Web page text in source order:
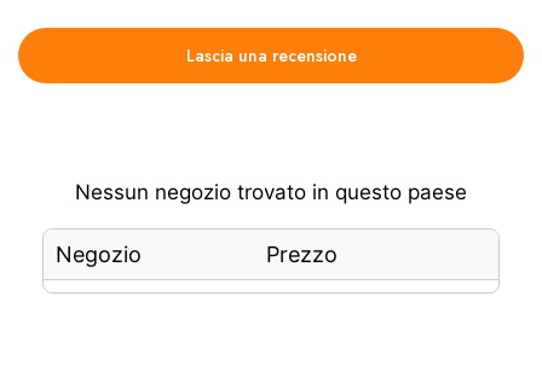
Lascia una recensione
Nessun negozio trovato in questo paese
Negozio Prezzo